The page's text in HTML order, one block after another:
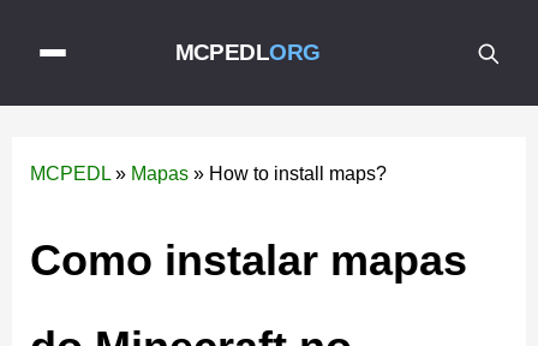
MCPEDLORG
MCPEDL » Mapas » How to install maps?
Como instalar mapas